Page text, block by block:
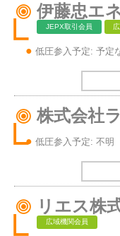
伊藤忠エ
JEPX取引会員
低圧参入予定: 予定
株式会社
低圧参入予定: 不明
リエス株
広域機関会員